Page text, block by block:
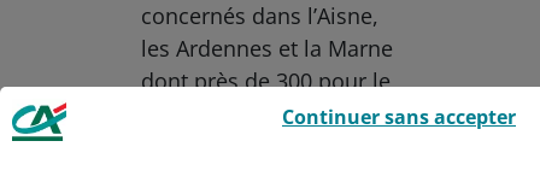
concernés dans l’Aisne,
les Ardennes et la Marne
dont près de 300 pour le
indispensables car utilisés à des fins de bon fonctionnement et de
sécurité ; d’autres sont facultatifs. Les
Continuer sans accepter